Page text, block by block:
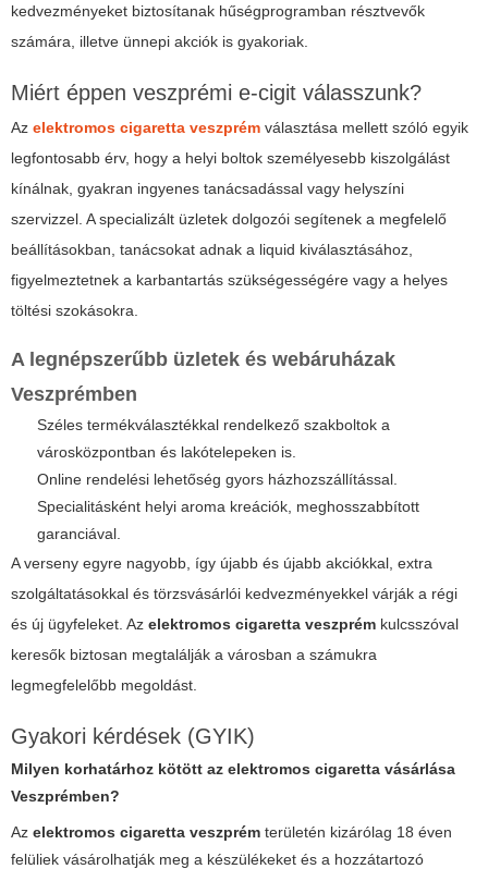
kedvezményeket biztosítanak hűségprogramban résztvevők
számára, illetve ünnepi akciók is gyakoriak.
Miért éppen veszprémi e-cigit válasszunk?
Az elektromos cigaretta veszprém választása mellett szóló egyik
legfontosabb érv, hogy a helyi boltok személyesebb kiszolgálást
kínálnak, gyakran ingyenes tanácsadással vagy helyszíni
szervizzel. A specializált üzletek dolgozói segítenek a megfelelő
beállításokban, tanácsokat adnak a liquid kiválasztásához,
figyelmeztetnek a karbantartás szükségességére vagy a helyes
töltési szokásokra.
A legnépszerűbb üzletek és webáruházak
Veszprémben
Széles termékválasztékkal rendelkező szakboltok a
városközpontban és lakótelepeken is.
Online rendelési lehetőség gyors házhozszállítással.
Specialitásként helyi aroma kreációk, meghosszabbított
garanciával.
A verseny egyre nagyobb, így újabb és újabb akciókkal, extra
szolgáltatásokkal és törzsvásárlói kedvezményekkel várják a régi
és új ügyfeleket. Az elektromos cigaretta veszprém kulcsszóval
keresők biztosan megtalálják a városban a számukra
legmegfelelőbb megoldást.
Gyakori kérdések (GYIK)
Milyen korhatárhoz kötött az elektromos cigaretta vásárlása
Veszprémben?
Az elektromos cigaretta veszprém területén kizárólag 18 éven
felüliek vásárolhatják meg a készülékeket és a hozzátartozó